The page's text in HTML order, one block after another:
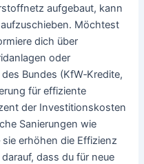
aufgebaut, kann
Möchtest
dich über
oder
Bundes (KfW‑Kredite,
für effiziente
der Investitionskosten
Sanierungen wie
erhöhen die Effizienz
dass du für neue